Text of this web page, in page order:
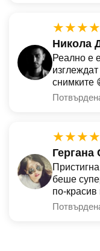
Никола
Реално е
снимките
Гергана
беше
по-красив